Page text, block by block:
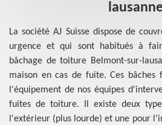
La société AJ Suisse dispose de
urgence et qui sont habitués à
bâchage de toiture Belmont-sur-
maison en cas de fuite. Ces
l'équipement de nos équipes
fuites de toiture. Il existe deux
l'extérieur (plus lourde) et une pour